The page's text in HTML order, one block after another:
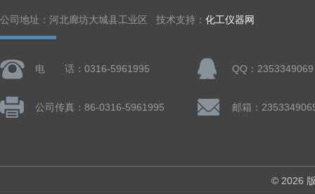
公司地址：河北廊坊大城县工业区 技术支持： 化工仪器网
电 话：0316-5961995 QQ：2353349069
公司传真：86-0316-5961995 邮箱：
© 2026